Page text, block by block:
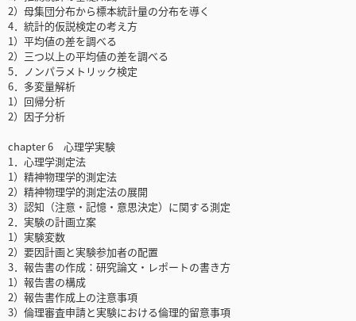
2）母集団分布から標本統計量の分布を導く
4．統計的仮説検定の考え方
1）平均値の差を調べる
2）三つ以上の平均値の差を調べる
5．ノンパラメトリック検定
6．多変量解析
1）回帰分析
2）因子分析
chapter 6 心理学実験
1．心理学測定法
1）精神物理学的測定法
2）精神物理学的測定法の展開
3）認知（注意・記憶・意思決定）に関する測定
2．実験の計画立案
1）実験変数
2）要因計画と実験参加者の配置
3．報告書の作成：研究論文・レポートの書き方
1）報告書の構成
2）報告書作成上の注意事項
3）倫理審査申請と実験における倫理的留意事項